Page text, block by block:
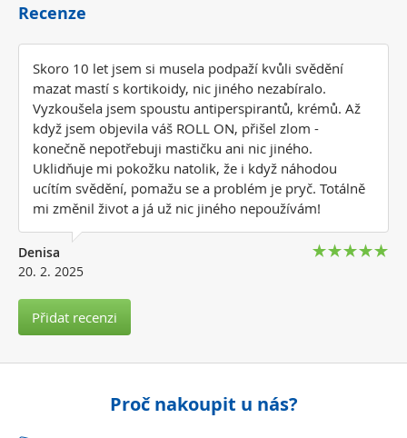
Recenze
Skoro 10 let jsem si musela podpaží kvůli svědění
mazat mastí s kortikoidy, nic jiného nezabíralo.
Vyzkoušela jsem spoustu antiperspirantů, krémů. Až
když jsem objevila váš ROLL ON, přišel zlom -
konečně nepotřebuji mastičku ani nic jiného.
Uklidňuje mi pokožku natolik, že i když náhodou
ucítím svědění, pomažu se a problém je pryč. Totálně
mi změnil život a já už nic jiného nepoužívám!
Denisa
20. 2. 2025
Přidat recenzi
Proč nakoupit u nás?